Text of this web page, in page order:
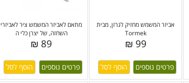
מתאם לאביזר המשמש ציר לאביזרי
השחזה, של יצרן כלי ה
89 ₪
פרטים נוספים
אביזר המשמש מחזיק לגרזן, מבית
Tormek
99 ₪
פרטים נוספים